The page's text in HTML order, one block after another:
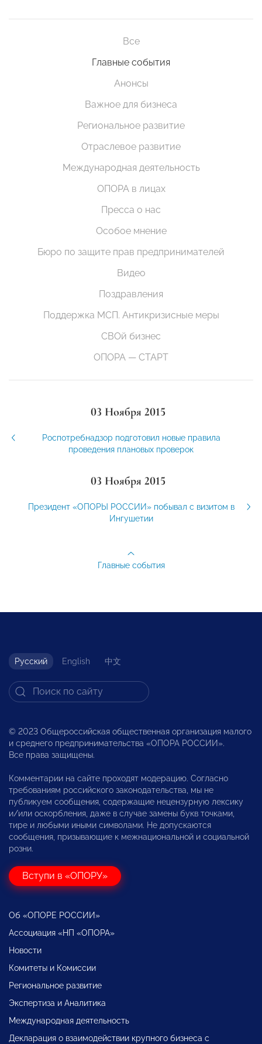
Все
Главные события
Анонсы
Важное для бизнеса
Региональное развитие
Отраслевое развитие
Международная деятельность
ОПОРА в лицах
Пресса о нас
Особое мнение
Бюро по защите прав предпринимателей
Видео
Поздравления
Поддержка МСП. Антикризисные меры
СВОй бизнес
ОПОРА — СТАРТ
03 Ноября 2015
Роспотребнадзор подготовил новые правила
проведения плановых проверок
03 Ноября 2015
Президент «ОПОРЫ РОССИИ» побывал с визитом в
Ингушетии
Главные события
Русский English 中文
© 2023 Общероссийская общественная организация малого
и среднего предпринимательства «ОПОРА РОССИИ».
Все права защищены.
Комментарии на сайте проходят модерацию. Согласно
требованиям российского законодательства, мы не
публикуем сообщения, содержащие нецензурную лексику
и/или оскорбления, даже в случае замены букв точками,
тире и любыми иными символами. Не допускаются
сообщения, призывающие к межнациональной и социальной
розни.
Вступи в «ОПОРУ»
Об «ОПОРЕ РОССИИ»
Ассоциация «НП «ОПОРА»
Новости
Комитеты и Комиссии
Региональное развитие
Экспертиза и Аналитика
Международная деятельность
Декларация о взаимодействии крупного бизнеса с